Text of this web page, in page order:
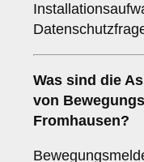
Was sind die
von
Fromhausen?